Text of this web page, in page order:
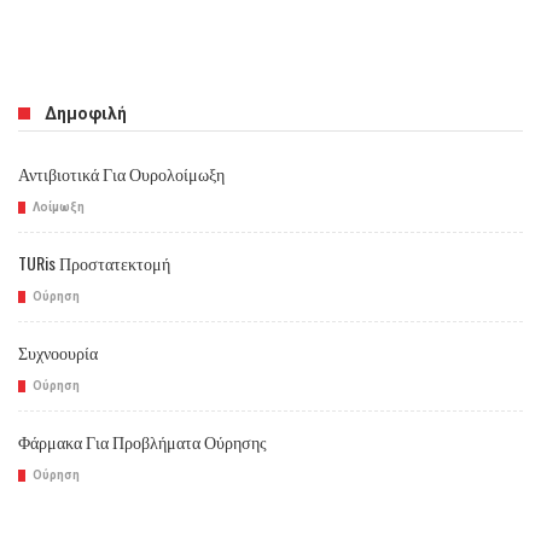
Δημοφιλή
Αντιβιοτικά Για Ουρολοίμωξη
Λοίμωξη
TURis Προστατεκτομή
Ούρηση
Συχνοουρία
Ούρηση
Φάρμακα Για Προβλήματα Ούρησης
Ούρηση